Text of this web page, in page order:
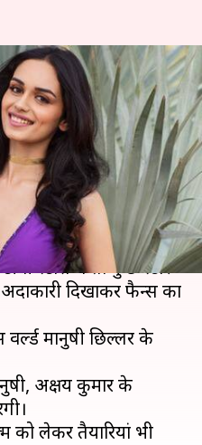
छिल्लर इस
करने जा रही हैं
05:15 pm
साल की तरह कई नए चेहरों
स्टार्स थे तो कुछ स्टार
दिखाकर फैन्स का
मानुषी छिल्लर के
अक्षय कुमार के
को लेकर तैयारियां भी